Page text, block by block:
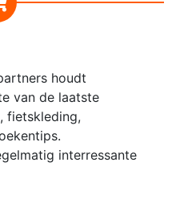
houdt
van de laatste
fietskleding,
interressante